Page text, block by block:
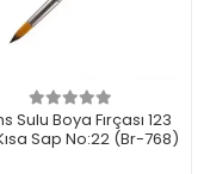
Sulu Boya Fırçası 123
Sap No:22 (Br-768)